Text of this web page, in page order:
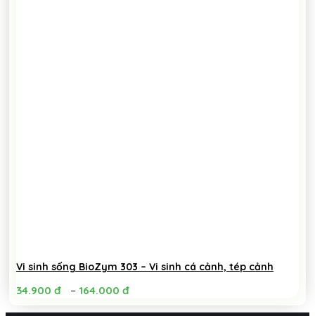
Vi sinh sống BioZym 303 – Vi sinh cá cảnh, tép cảnh
34.900 đ – 164.000 đ